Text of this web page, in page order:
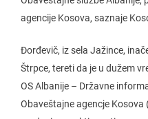
agencije Kosova, saznaje
Đorđevič, iz sela Jažince,
Štrpce, tereti da je u dužem
OS Albanije – Državne
Obaveštajne agencje Kosova